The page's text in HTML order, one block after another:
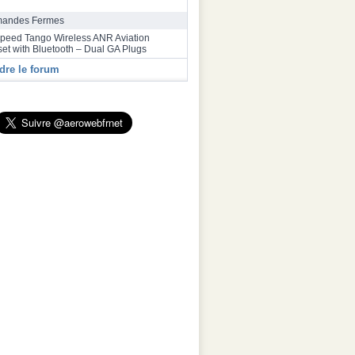
à Toulouse après un vol record de plus
depuis Melbourne
Fermes
Tango Wireless ANR Aviation
with Bluetooth – Dual GA Plugs
le forum